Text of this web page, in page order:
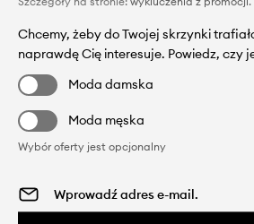
Chcemy, żeby do Twojej skrzynki
naprawdę Cię interesuje. Powiedz, czy
Moda damska
Moda męska
Wybór oferty jest opcjonalny